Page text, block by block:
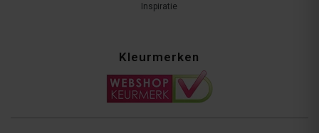
Inspiratie
Kleurmerken